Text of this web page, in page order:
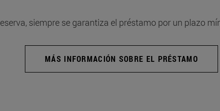
siempre se garantiza el préstamo por un plazo
MÁS INFORMACIÓN SOBRE EL PRÉSTAMO